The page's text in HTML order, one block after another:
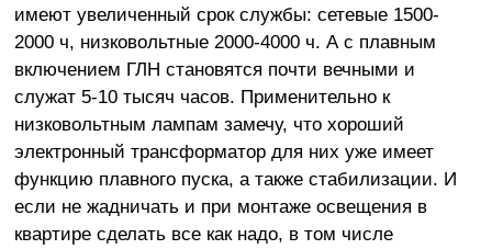
имеют увеличенный срок службы: сетевые 1500-
2000 ч, низковольтные 2000-4000 ч. А с плавным
включением ГЛН становятся почти вечными и
служат 5-10 тысяч часов. Применительно к
низковольтным лампам замечу, что хороший
электронный трансформатор для них уже имеет
функцию плавного пуска, а также стабилизации. И
если не жадничать и при монтаже освещения в
квартире сделать все как надо, в том числе